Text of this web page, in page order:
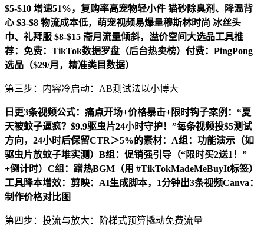
$5-$10 增速51%，复购率高宠物轻小件 猫砂除臭剂、降温背
心 $3-$8 物流成本低，萌宠视频易爆量穆斯林时尚 冰丝头
巾、礼拜服 $8-$15 斋月流量倾斜，溢价空间大选品工具推
荐：免费：TikTok数据罗盘（后台热卖榜）付费：PingPong
选品（$29/月，精准类目数据）
第三步：内容冷启动：AB测试法以小博大
日更3条视频公式：痛点开场+价格暴击+限时钩子案例：“夏
天被蚊子逼疯？$9.9驱虫片24小时守护！”每条视频投$5测试
方向，24小时后保留CTR＞5%的素材：A组：功能演示（如
驱虫片放蚊子堆实测）B组：促销强引导（“限时买2送1！”
+倒计时）C组：蹭热BGM（用 #TikTokMadeMeBuyIt标签）
工具降本增效：剪映：AI生成脚本，1分钟出3条视频Canva：
制作价格对比图
第四步：投流与放大：阶梯式预算撬动免费流量